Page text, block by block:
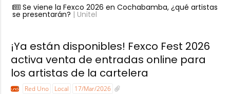
Se viene la Fexco 2026 en Cochabamba, ¿qué artistas
se presentarán? | Unitel
¡Ya están disponibles! Fexco Fest 2026
activa venta de entradas online para
los artistas de la cartelera
Red Uno Local 17/Mar/2026